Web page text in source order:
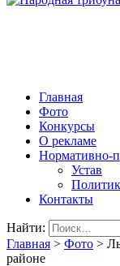
Главная
Фото
Конкурсы
О рекламе
Нормативно-
Устав
Контакты
Найти:
Главная > Фото >
районе